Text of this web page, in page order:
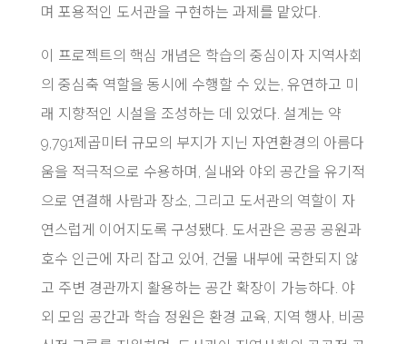
며 포용적인 도서관을 구현하는 과제를 맡았다.
이 프로젝트의 핵심 개념은 학습의 중심이자 지역사회
의 중심축 역할을 동시에 수행할 수 있는, 유연하고 미
래 지향적인 시설을 조성하는 데 있었다. 설계는 약
9,791제곱미터 규모의 부지가 지닌 자연환경의 아름다
움을 적극적으로 수용하며, 실내와 야외 공간을 유기적
으로 연결해 사람과 장소, 그리고 도서관의 역할이 자
연스럽게 이어지도록 구성됐다. 도서관은 공공 공원과
호수 인근에 자리 잡고 있어, 건물 내부에 국한되지 않
고 주변 경관까지 활용하는 공간 확장이 가능하다. 야
외 모임 공간과 학습 정원은 환경 교육, 지역 행사, 비공